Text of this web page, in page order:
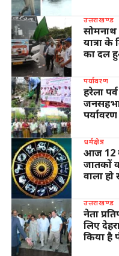
उत्तराखण्ड
सोमनाथ
यात्रा
का दल
पर्यावरण
हरेला
धर्मक्षेत्र
आज 12
जातकों
वाला
उत्तराखण्ड
नेता
लिए
किया है